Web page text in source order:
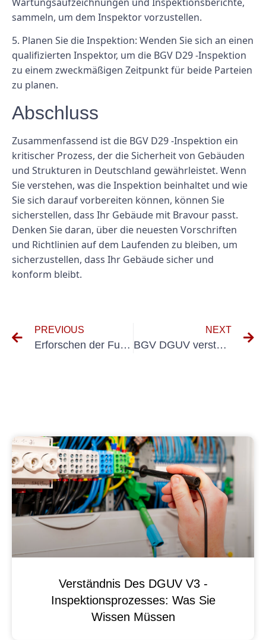
sammeln, um dem Inspektor vorzustellen.
5. Planen Sie die Inspektion: Wenden Sie sich an einen
qualifizierten Inspektor, um die BGV D29 -Inspektion
zu einem zweckmäßigen Zeitpunkt für beide Parteien
zu planen.
Abschluss
Zusammenfassend ist die BGV D29 -Inspektion ein
kritischer Prozess, der die Sicherheit von Gebäuden
und Strukturen in Deutschland gewährleistet. Wenn
Sie verstehen, was die Inspektion beinhaltet und wie
Sie sich darauf vorbereiten können, können Sie
sicherstellen, dass Ihr Gebäude mit Bravour passt.
Denken Sie daran, über die neuesten Vorschriften
und Richtlinien auf dem Laufenden zu bleiben, um
sicherzustellen, dass Ihr Gebäude sicher und
konform bleibt.
PREVIOUS
Erforschen der Funktionen und Vorteile von BGV D29 57
NEXT
BGV DGUV verstehen: Die Grundlagen der beruflichen Sicherheit in Deutschland
Verständnis Des DGUV V3 -
Inspektionsprozesses: Was Sie
Wissen Müssen